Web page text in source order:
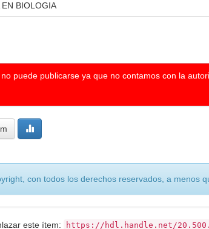
EN BIOLOGIA
puede publicarse ya que no contamos con la
con todos los derechos reservados, a menos
este ítem: https://hdl.handle.net/